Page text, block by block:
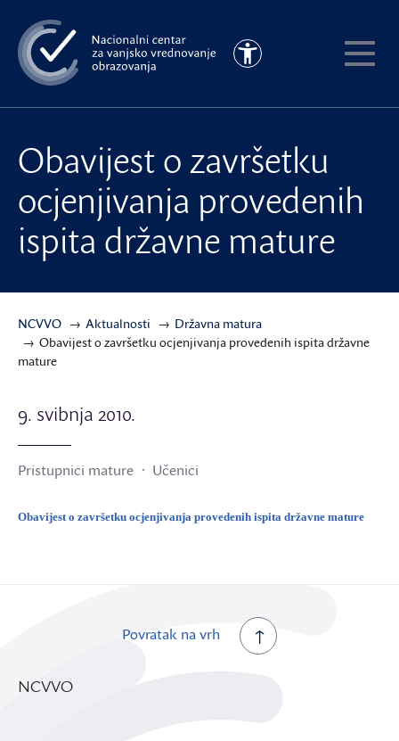
na
glavni
sadržaj
Pristupačnost
Obavijest o završetku
ocjenjivanja provedenih
ispita državne mature
NCVVO Aktualnosti
Državna matura
Obavijest o završetku ocjenjivanja provedenih ispita državne
mature
9. svibnja 2010.
Pristupnici mature Učenici
Obavijest o završetku ocjenjivanja provedenih ispita državne mature
Povratak na vrh
NCVVO